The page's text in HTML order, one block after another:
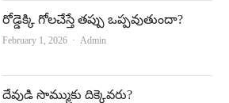
రోడ్డెక్కి గోలచేస్తే తప్పు ఒప్పవుతుందా?
February 1, 2026 Author
Admin
దేవుడి సొమ్ముకు దిక్కెవ‌రు?